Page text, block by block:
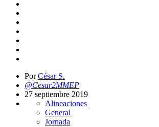
PorCésar S.
@Cesar2MMEP
27 septiembre 2019
Alineaciones
General
Jornada